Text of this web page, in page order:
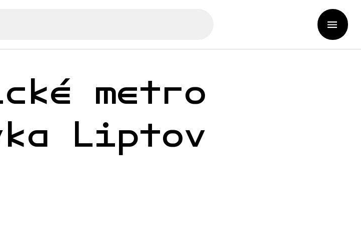
metro
Liptov